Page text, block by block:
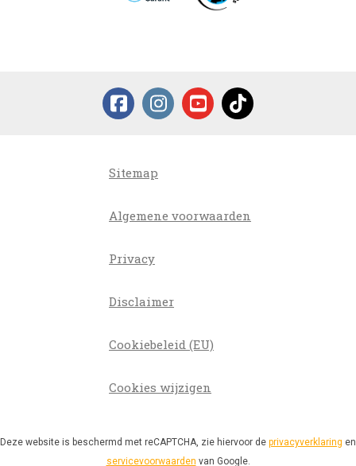
Sitemap
Algemene voorwaarden
Privacy
Disclaimer
Cookiebeleid (EU)
Cookies wijzigen
Deze website is beschermd met reCAPTCHA, zie hiervoor de privacyverklaring en
servicevoorwaarden van Google.